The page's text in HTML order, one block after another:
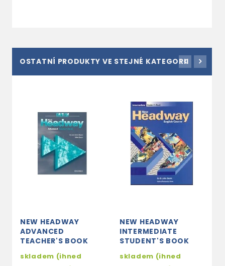
OSTATNÍ PRODUKTY VE STEJNÉ KATEGORII
NEW HEADWAY
ADVANCED
TEACHER'S BOOK
skladem (ihned
NEW HEADWAY
INTERMEDIATE
STUDENT'S BOOK
skladem (ihned